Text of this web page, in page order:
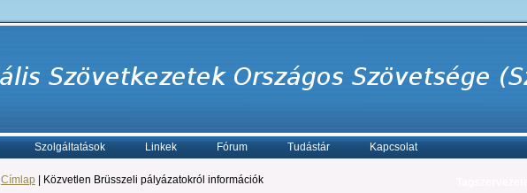
Szolgáltatások Linkek Fórum Tudástár Kapcsolat
Címlap | Közvetlen Brüsszeli pályázatokról információk